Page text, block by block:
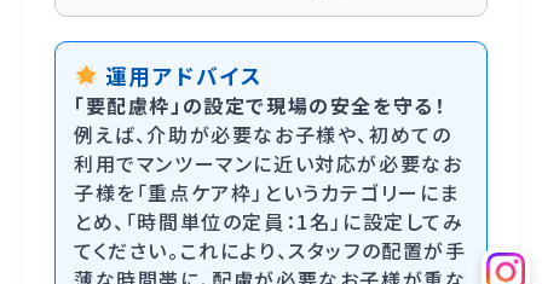
運用アドバイス
「要配慮枠」の設定で現場の安全を守る！
例えば、介助が必要なお子様や、初めての
利用でマンツーマンに近い対応が必要なお
子様を「重点ケア枠」というカテゴリーにま
とめ、「時間単位の定員：1名」に設定してみ
てください。これにより、スタッフの配置が手